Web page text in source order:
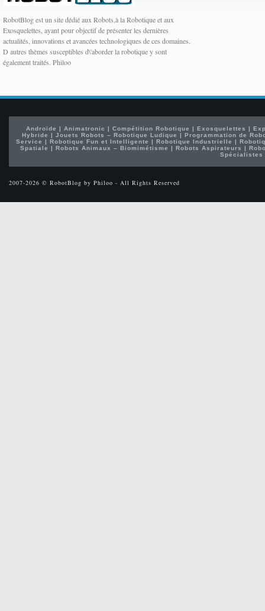
RobotBlog est un site dédié aux Robots,à la Robotique et aux
Exosquelettes, ayant pour objectif de présenter les dernières
actualités, innovations et avancées technologiques de ces domaines.
D autres thèmes susceptibles d\'aborder la robotique y sont
également traités. Philoo
Androïde | Animatronic | Compétition Robotique | Exosquelettes |
Hybride |Jouets Robots – Robotique Ludique |Programmation de
Service | Robotique Fun et Intelligente | Robotique Industrielle |
Spatiale | Robots Animaux – Biomimétisme | Robots Aspirateurs |
Spécialistes
2007-2026 © RobotBlog by Philoo - All Rights Reserved